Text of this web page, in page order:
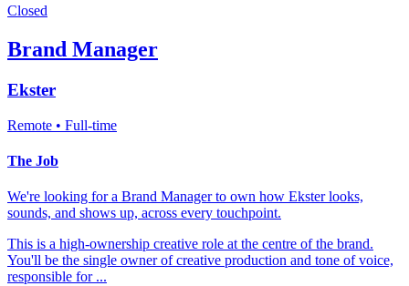
Closed
Brand Manager
Ekster
Remote • Full-time
The Job
We're looking for a Brand Manager to own how Ekster looks,
sounds, and shows up, across every touchpoint.
This is a high-ownership creative role at the centre of the brand.
You'll be the single owner of creative production and tone of voice,
responsible for ...